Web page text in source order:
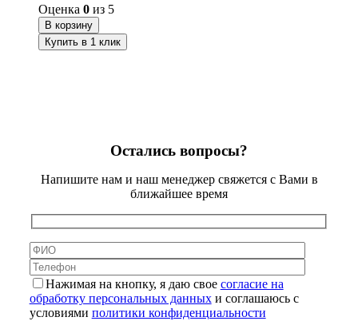
Оценка 0 из 5
В корзину
Купить в 1 клик
Остались вопросы?
Напишите нам и наш менеджер свяжется с Вами в
ближайшее время
Нажимая на кнопку, я даю свое согласие на
обработку персональных данныхи соглашаюсь с
условиями политики конфиденциальности